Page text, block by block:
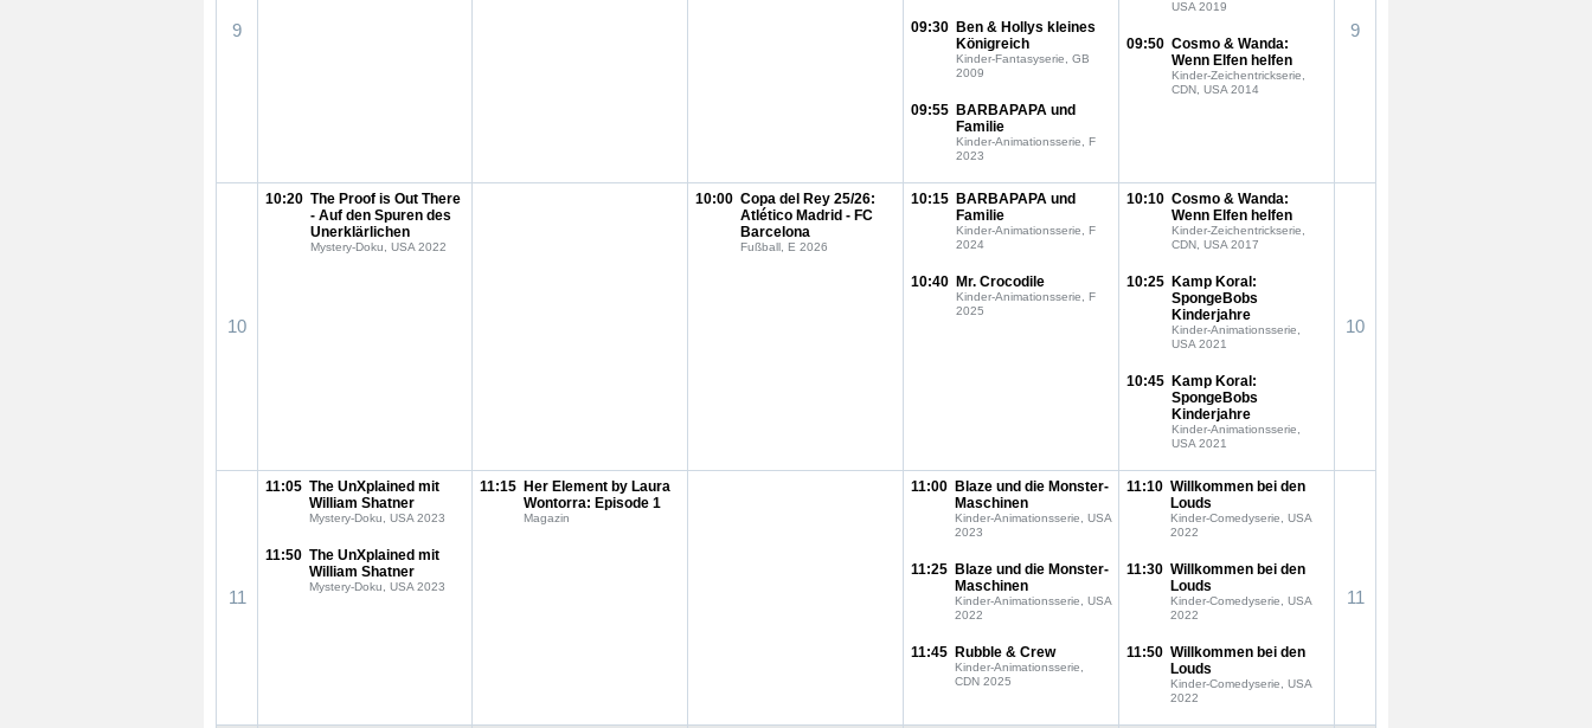
9 09:30 Ben & Hollys kleines
Königreich
Kinder-Fantasyserie, GB
2009
09:55 BARBAPAPA und
Familie
Kinder-Animationsserie, F
2023
USA 2019
09:50 Cosmo & Wanda:
Wenn Elfen helfen
Kinder-Zeichentrickserie,
CDN, USA 2014
9
10
10:20 The Proof is Out There
- Auf den Spuren des
Unerklärlichen
Mystery-Doku, USA 2022
10:00 Copa del Rey 25/26:
Atlético Madrid - FC
Barcelona
Fußball, E 2026
10:15 BARBAPAPA und
Familie
Kinder-Animationsserie, F
2024
10:40 Mr. Crocodile
Kinder-Animationsserie, F
2025
10:10 Cosmo & Wanda:
Wenn Elfen helfen
Kinder-Zeichentrickserie,
CDN, USA 2017
10:25 Kamp Koral:
SpongeBobs
Kinderjahre
Kinder-Animationsserie,
USA 2021
10:45 Kamp Koral:
SpongeBobs
Kinderjahre
Kinder-Animationsserie,
USA 2021
10
11
11:05 The UnXplained mit
William Shatner
Mystery-Doku, USA 2023
11:50 The UnXplained mit
William Shatner
Mystery-Doku, USA 2023
11:15 Her Element by Laura
Wontorra: Episode 1
Magazin
11:00 Blaze und die Monster-
Maschinen
Kinder-Animationsserie, USA
2023
11:25 Blaze und die Monster-
Maschinen
Kinder-Animationsserie, USA
2022
11:45 Rubble & Crew
Kinder-Animationsserie,
CDN 2025
11:10 Willkommen bei den
Louds
Kinder-Comedyserie, USA
2022
11:30 Willkommen bei den
Louds
Kinder-Comedyserie, USA
2022
11:50 Willkommen bei den
Louds
Kinder-Comedyserie, USA
2022
11